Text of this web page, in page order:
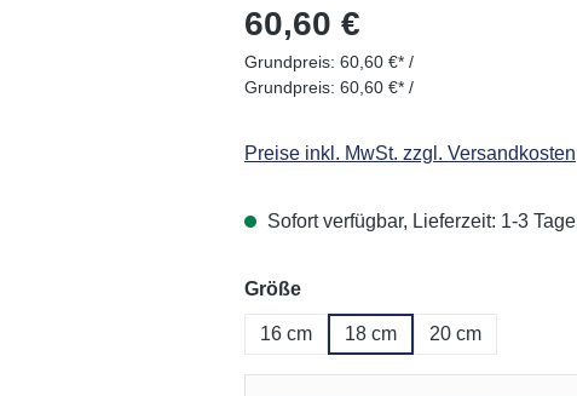
Regulärer Preis:
60,60 €
Grundpreis: 60,60 €* /
Grundpreis: 60,60 €* /
Preise inkl. MwSt. zzgl. Versandkosten
Sofort verfügbar, Lieferzeit: 1-3 Tage
Größeauswählen
16 cm 18 cm 20 cm